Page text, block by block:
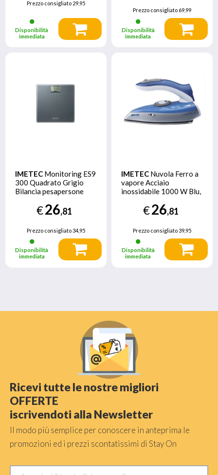
Prezzo consigliato29,95
Disponibilità
immediata
Prezzo consigliato 69,99
Disponibilità
immediata
IMETEC Monitoring ES9
300 Quadrato Grigio
Bilancia pesapersone
€26,81
Prezzo consigliato34,95
Disponibilità
immediata
IMETEC Nuvola Ferro a
vapore Acciaio
inossidabile 1000 W Blu,
€26,81
Prezzo consigliato39,95
Disponibilità
immediata
Ricevi tutte le nostre migliori
OFFERTE
iscrivendoti alla Newsletter
Il modo più semplice per conoscere in anteprima le
promozioni ed i prezzi scontatissimi di Stay On